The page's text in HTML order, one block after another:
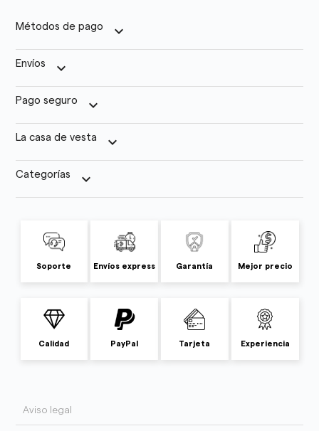
Métodos de pago keyboard_arrow_down
Envíos keyboard_arrow_down
Pago seguro keyboard_arrow_down
La casa de vesta keyboard_arrow_down
Categorías keyboard_arrow_down
Soporte Envíos express Garantía Mejor precio
Calidad PayPal Tarjeta Experiencia
Aviso legal